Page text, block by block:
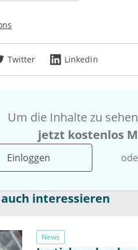
Twitter LinkedIn
Um die Inhalte zu
jetzt kostenlos
Einloggen
interessieren
News